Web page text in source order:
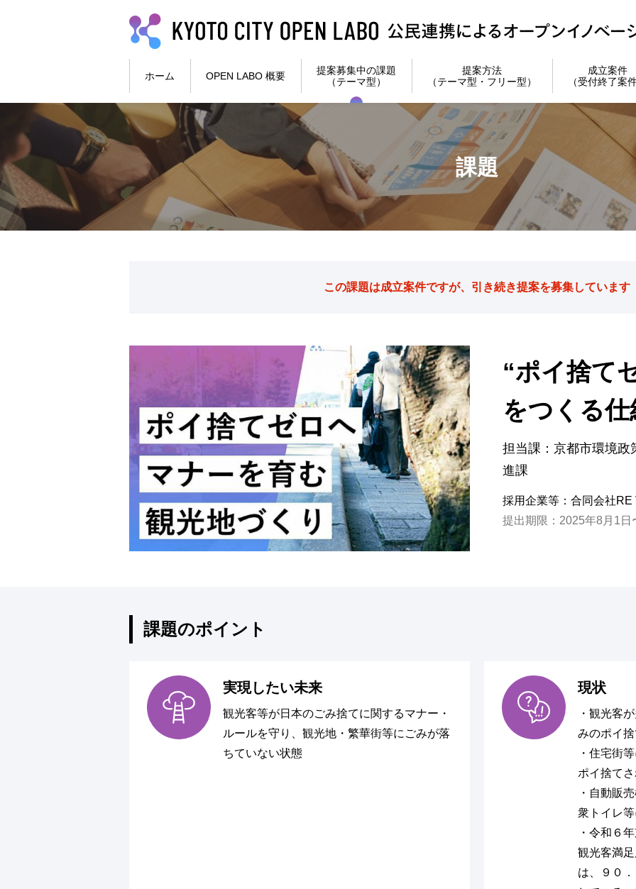
本文へ
ホーム OPEN LABO 概要
提案募集中の課題
（テーマ型）
提案方法
（テーマ型・フリー型）
成立案件
（受付終了案
ここから本文です。
課題
この課題は成立案件ですが、引き続き提案を募集しています
“ポイ捨て
をつくる
担当課：京都市環境政
進課
採用企業等：合同会社RE
提出期限：2025年8月1日
課題のポイント
実現したい未来
観光客等が日本のごみ捨てに関するマナー・
ルールを守り、観光地・繁華街等にごみが落
ちていない状態
現状
・観光客
みのポイ
・住宅街
ポイ捨て
・自動販
衆トイレ
・令和６
観光客満
は、９０